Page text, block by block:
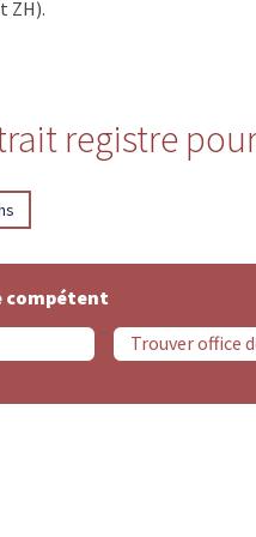
ZH).
registre
compétent